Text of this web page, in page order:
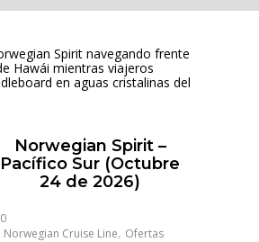
Norwegian Spirit –
Pacífico Sur (Octubre
24 de 2026)
0
Norwegian Cruise Line, Ofertas